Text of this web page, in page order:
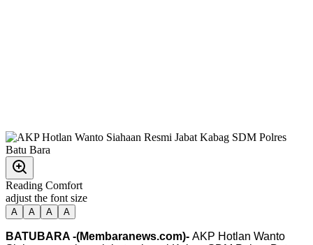
Reading Comfort
adjust the font size
A A A A
BATUBARA -(Membaranews.com)- AKP Hotlan Wanto